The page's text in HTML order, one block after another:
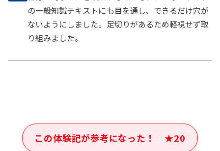
の一般知識テキストにも目を通し、できるだけ穴が
ないようにしました。足切りがあるため軽視せず取
り組みました。
この体験記が参考になった！ ★20